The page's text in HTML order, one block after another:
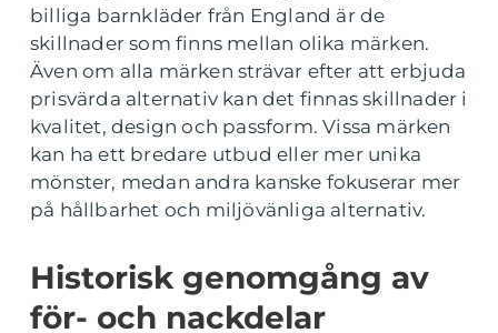
billiga barnkläder från England är de
skillnader som finns mellan olika märken.
Även om alla märken strävar efter att erbjuda
prisvärda alternativ kan det finnas skillnader i
kvalitet, design och passform. Vissa märken
kan ha ett bredare utbud eller mer unika
mönster, medan andra kanske fokuserar mer
på hållbarhet och miljövänliga alternativ.
Historisk genomgång av
för- och nackdelar